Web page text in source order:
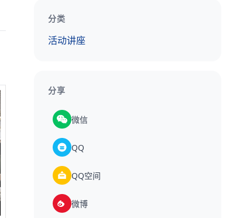
分类
活动讲座
分享
微信
QQ
QQ空间
微博